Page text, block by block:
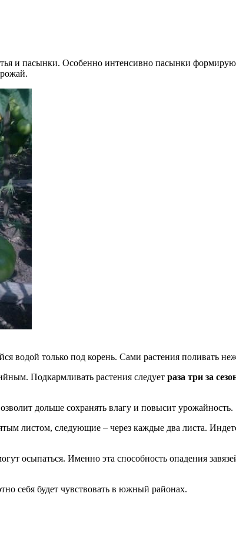
и пасынки. Особенно интенсивно пасынки
водой только под корень. Сами растения поливать
Подкармливать растения следует раза три за
дольше сохранять влагу и повысит урожайность.
листом, следующие – через каждые два листа.
осыпаться. Именно эта способность опадения
себя будет чувствовать в южный районах.